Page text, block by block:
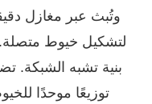
لتشكيل خيوط
بنية تشبه الشبكة.
توزيعًا موحدًا